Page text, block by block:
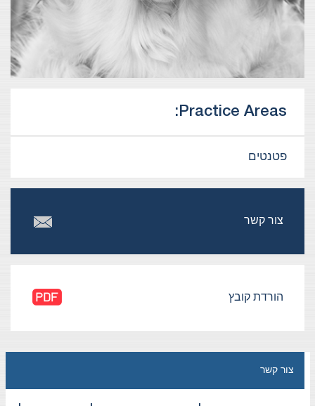
Practice Areas:
פטנטים
צור קשר
הורדת קובץ
צור קשר